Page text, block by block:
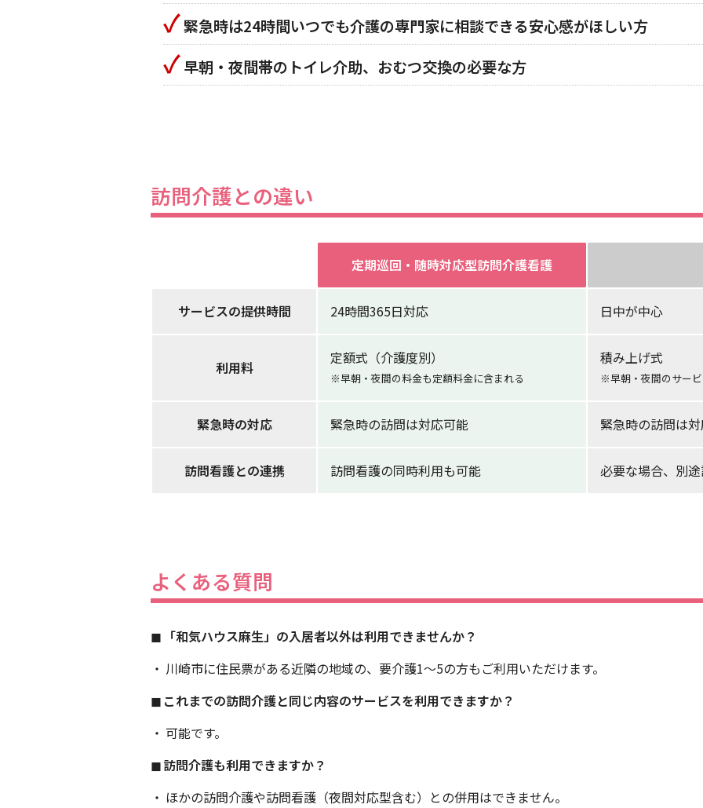
✓緊急時は24時間いつでも介護の専門家に相談できる安心感がほしい方
✓早朝・夜間帯のトイレ介助、おむつ交換の必要な方
訪問介護との違い
定期巡回・随時対応型訪問介護看護
サービスの提供時間 24時間365日対応 日中が中心
利用料
定額式（介護度別）
※早朝・夜間の料金も定額料金に含まれる
積み上げ式
※早朝・夜間のサー
緊急時の対応 緊急時の訪問は対応可能 緊急時の訪問は
訪問看護との連携 訪問看護の同時利用も可能 必要な場合、別
よくある質問
「和気ハウス麻生」の入居者以外は利用できませんか？
川崎市に住民票がある近隣の地域の、要介護1～5の方もご利用いただけます。
これまでの訪問介護と同じ内容のサービスを利用できますか？
可能です。
訪問介護も利用できますか？
ほかの訪問介護や訪問看護（夜間対応型含む）との併用はできません。